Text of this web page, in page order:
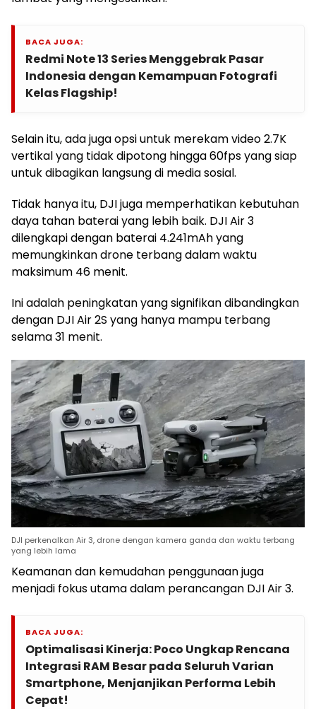
BACA JUGA:
Redmi Note 13 Series Menggebrak Pasar
Indonesia dengan Kemampuan Fotografi
Kelas Flagship!
Selain itu, ada juga opsi untuk merekam video 2.7K
vertikal yang tidak dipotong hingga 60fps yang siap
untuk dibagikan langsung di media sosial.
Tidak hanya itu, DJI juga memperhatikan kebutuhan
daya tahan baterai yang lebih baik. DJI Air 3
dilengkapi dengan baterai 4.241mAh yang
memungkinkan drone terbang dalam waktu
maksimum 46 menit.
Ini adalah peningkatan yang signifikan dibandingkan
dengan DJI Air 2S yang hanya mampu terbang
selama 31 menit.
DJI perkenalkan Air 3, drone dengan kamera ganda dan waktu terbang
yang lebih lama
Keamanan dan kemudahan penggunaan juga
menjadi fokus utama dalam perancangan DJI Air 3.
BACA JUGA:
Optimalisasi Kinerja: Poco Ungkap Rencana
Integrasi RAM Besar pada Seluruh Varian
Smartphone, Menjanjikan Performa Lebih
Cepat!